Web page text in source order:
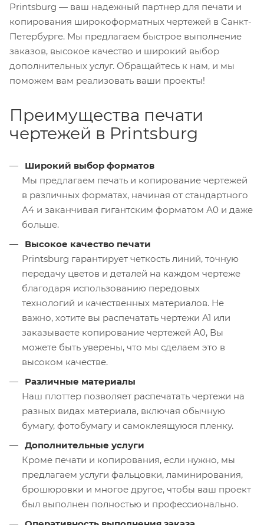
Printsburg — ваш надежный партнер для печати и
копирования широкоформатных чертежей в Санкт-
Петербурге. Мы предлагаем быстрое выполнение
заказов, высокое качество и широкий выбор
дополнительных услуг. Обращайтесь к нам, и мы
поможем вам реализовать ваши проекты!
Преимущества печати
чертежей в Printsburg
Широкий выбор форматов
Мы предлагаем печать и копирование чертежей
в различных форматах, начиная от стандартного
А4 и заканчивая гигантским форматом А0 и даже
больше.
Высокое качество печати
Printsburg гарантирует четкость линий, точную
передачу цветов и деталей на каждом чертеже
благодаря использованию передовых
технологий и качественных материалов. Не
важно, хотите вы распечатать чертежи А1 или
заказываете копирование чертежей А0, Вы
можете быть уверены, что мы сделаем это в
высоком качестве.
Различные материалы
Наш плоттер позволяет распечатать чертежи на
разных видах материала, включая обычную
бумагу, фотобумагу и самоклеящуюся пленку.
Дополнительные услуги
Кроме печати и копирования, если нужно, мы
предлагаем услуги фальцовки, ламинирования,
брошюровки и многое другое, чтобы ваш проект
был выполнен полностью и профессионально.